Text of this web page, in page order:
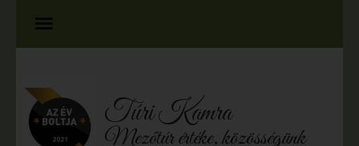
Túri Kamra
Mezőtúr értéke, közösségünk